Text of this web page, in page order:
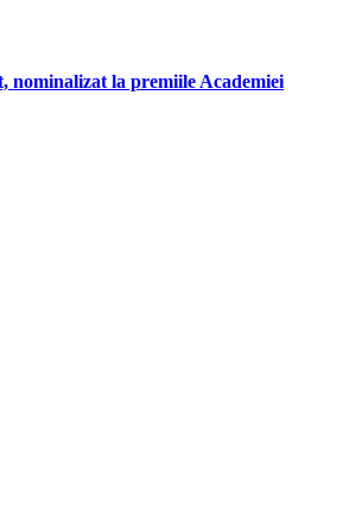
nominalizat la premiile Academiei